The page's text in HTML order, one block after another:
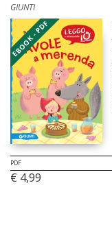
GIUNTI
EBOOK - PDF
PDF
€ 4,99